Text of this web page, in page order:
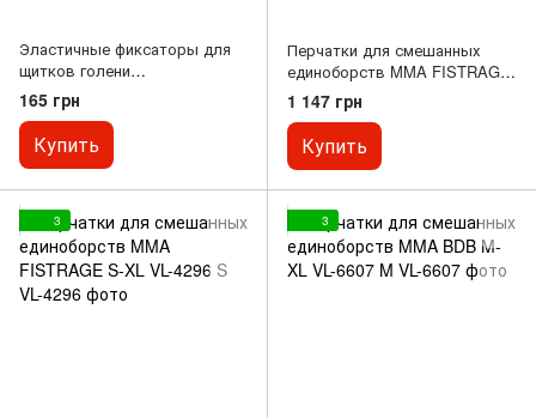
Эластичные фиксаторы для
щитков голени
(компрессионные чехлы) FB-
691 Белый
165 грн
Купить
Перчатки для смешанных
единоборств MMA FISTRAGE
S-XL VL-4159 S
1 147 грн
Купить
3 3